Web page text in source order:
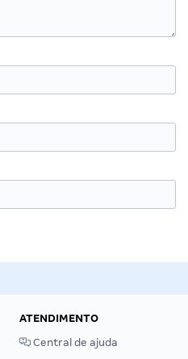
ATENDIMENTO
Central de ajuda